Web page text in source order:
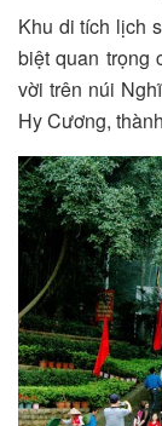
Khu di tích lịch
biệt quan trọng
vời trên núi
Hy Cương,